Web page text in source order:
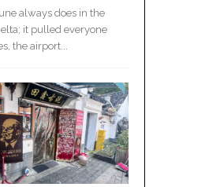
always does in the
it pulled everyone
the airport...